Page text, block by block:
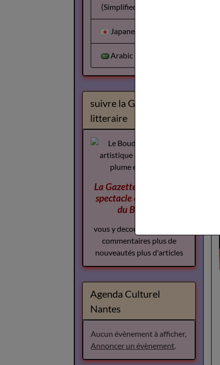
(Simplified)
Japanese
Arabic
suivre la Gazette
litteraire
La Gazette des Arts du
spectaclecomplement
du Boudoir
vous y decouvrirez plus de
commentaires plus de
nouveautés plus d'articles
Agenda Culturel
Nantes
Aucun évènement à afficher,
Annoncer un évènement.